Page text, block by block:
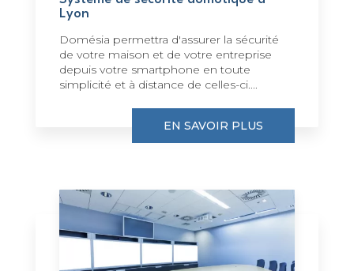
Lyon
Domésia permettra d'assurer la sécurité
de votre maison et de votre entreprise
depuis votre smartphone en toute
simplicité et à distance de celles-ci....
EN SAVOIR PLUS